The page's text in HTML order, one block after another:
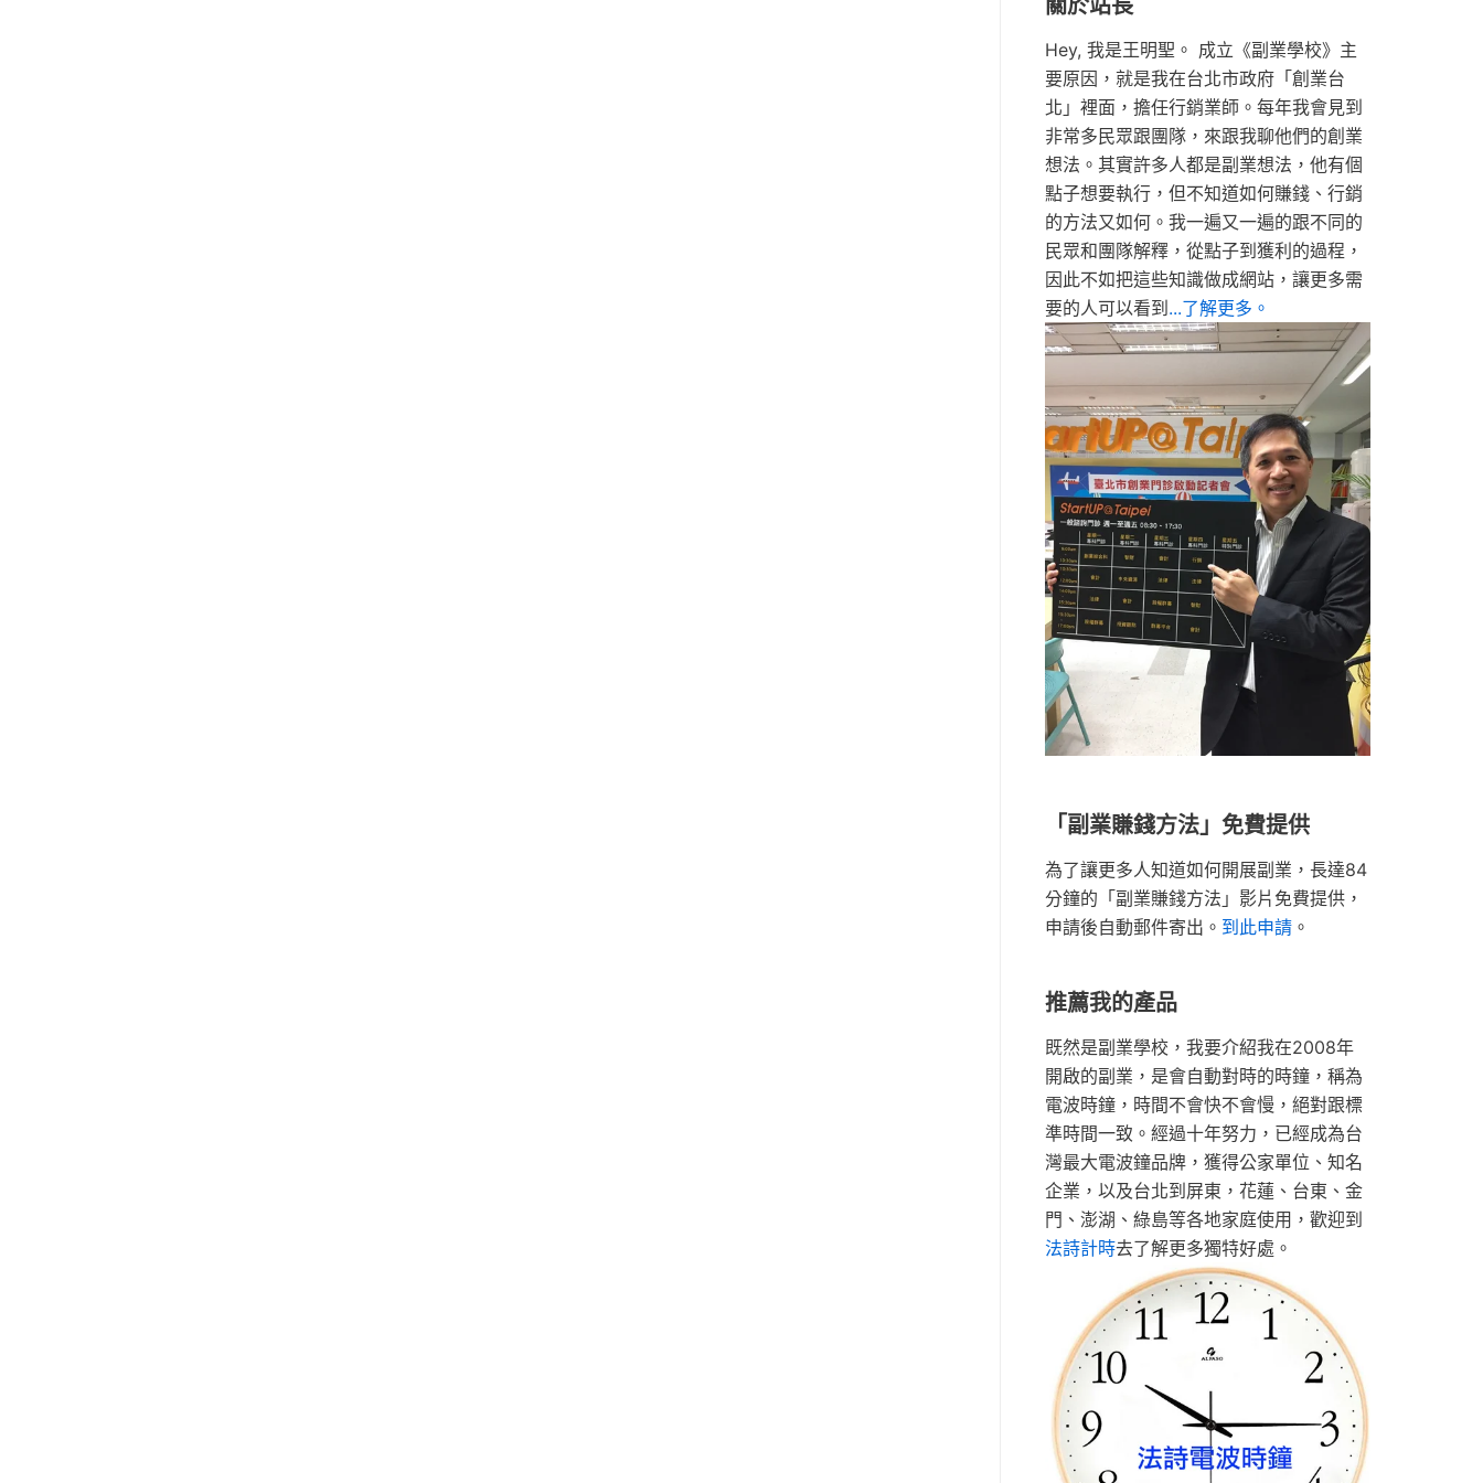
關於站長
Hey, 我是王明聖。 成立《副業學校》主
要原因，就是我在台北市政府「創業台
北」裡面，擔任行銷業師。每年我會見到
非常多民眾跟團隊，來跟我聊他們的創業
想法。其實許多人都是副業想法，他有個
點子想要執行，但不知道如何賺錢、行銷
的方法又如何。我一遍又一遍的跟不同的
民眾和團隊解釋，從點子到獲利的過程，
因此不如把這些知識做成網站，讓更多需
要的人可以看到 ...了解更多。
「副業賺錢方法」免費提供
為了讓更多人知道如何開展副業，長達84
分鐘的「副業賺錢方法」影片免費提供，
申請後自動郵件寄出。 到此申請 。
推薦我的產品
既然是副業學校，我要介紹我在2008年
開啟的副業，是會自動對時的時鐘，稱為
電波時鐘，時間不會快不會慢，絕對跟標
準時間一致。經過十年努力，已經成為台
灣最大電波鐘品牌，獲得公家單位、知名
企業，以及台北到屏東，花蓮、台東、金
門、澎湖、綠島等各地家庭使用，歡迎到
法詩計時去了解更多獨特好處。